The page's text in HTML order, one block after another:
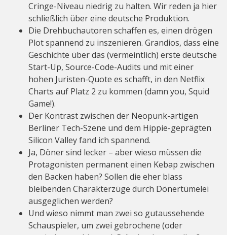
Cringe-Niveau niedrig zu halten. Wir reden ja hier
schließlich über eine deutsche Produktion.
Die Drehbuchautoren schaffen es, einen drögen
Plot spannend zu inszenieren. Grandios, dass eine
Geschichte über das (vermeintlich) erste deutsche
Start-Up, Source-Code-Audits und mit einer
hohen Juristen-Quote es schafft, in den Netflix
Charts auf Platz 2 zu kommen (damn you, Squid
Game!).
Der Kontrast zwischen der Neopunk-artigen
Berliner Tech-Szene und dem Hippie-geprägten
Silicon Valley fand ich spannend.
Ja, Döner sind lecker – aber wieso müssen die
Protagonisten permanent einen Kebap zwischen
den Backen haben? Sollen die eher blass
bleibenden Charakterzüge durch Dönertümelei
ausgeglichen werden?
Und wieso nimmt man zwei so gutaussehende
Schauspieler, um zwei gebrochene (oder